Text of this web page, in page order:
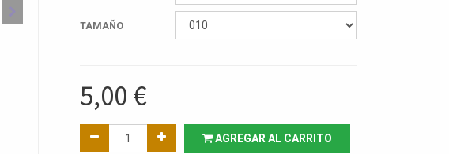
TAMAÑO
5,00 €
AGREGAR AL CARRITO